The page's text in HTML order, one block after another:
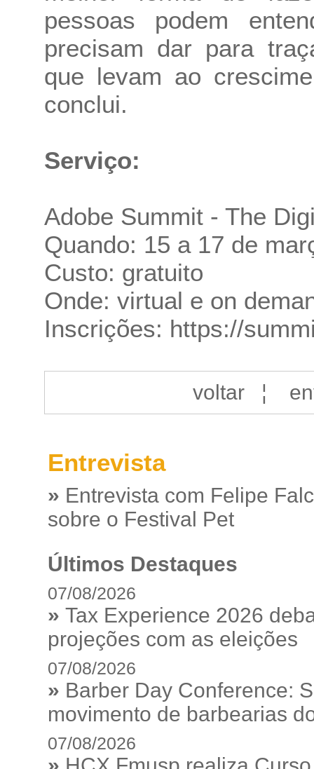
pessoas podem
precisam dar para
que levam ao
conclui.
Serviço:
Adobe Summit - The
Quando: 15 a 17 de
Custo: gratuito
Onde: virtual e on
Inscrições: https://
voltar¦
Entrevista
» Entrevista com Felipe
sobre o Festival Pet
Últimos Destaques
07/08/2026
» Tax Experience 2026
projeções com as eleições
07/08/2026
» Barber Day Conference:
movimento de barbearias
07/08/2026